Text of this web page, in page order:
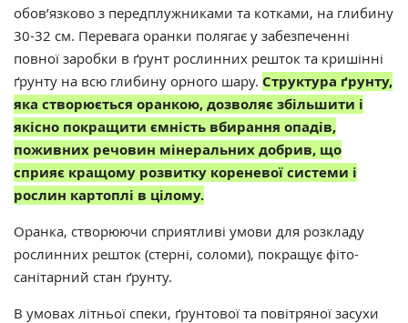
обов’язково з передплужниками та котками, на глибину
30-32 см. Перевага оранки полягає у забезпеченні
повної заробки в ґрунт рослинних решток та кришінні
ґрунту на всю глибину орного шару. Структура ґрунту,
яка створюється оранкою, дозволяє збільшити і
якісно покращити ємність вбирання опадів,
поживних речовин мінеральних добрив, що
сприяє кращому розвитку кореневої системи і
рослин картоплі в цілому.
Оранка, створюючи сприятливі умови для розкладу
рослинних решток (стерні, соломи), покращує фіто-
санітарний стан ґрунту.
В умовах літньої спеки, ґрунтової та повітряної засухи